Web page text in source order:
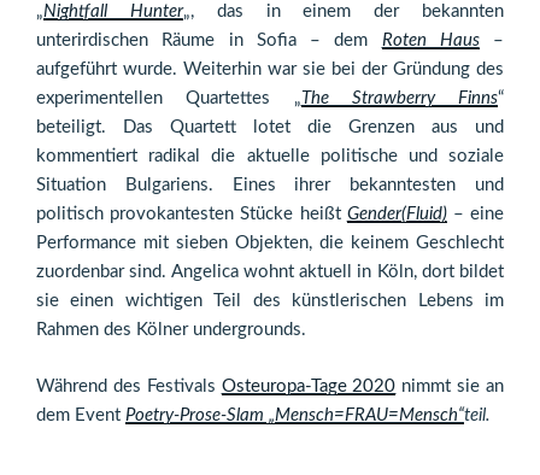
„Nightfall Hunter„, das in einem der bekannten
unterirdischen Räume in Sofia – dem Roten Haus–
aufgeführt wurde. Weiterhin war sie bei der Gründung des
experimentellen Quartettes „ The Strawberry Finns“
beteiligt. Das Quartett lotet die Grenzen aus und
kommentiert radikal die aktuelle politische und soziale
Situation Bulgariens. Eines ihrer bekanntesten und
politisch provokantesten Stücke heißt Gender(Fluid)– eine
Performance mit sieben Objekten, die keinem Geschlecht
zuordenbar sind. Angelica wohnt aktuell in Köln, dort bildet
sie einen wichtigen Teil des künstlerischen Lebens im
Rahmen des Kölner undergrounds.
Während des Festivals Osteuropa-Tage 2020 nimmt sie an
dem Event Poetry-Prose-Slam „Mensch=FRAU=Mensch“teil.